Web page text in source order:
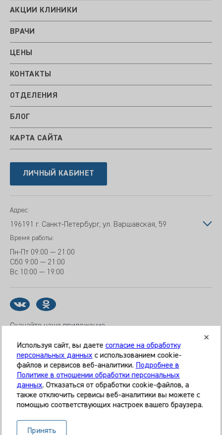
АКЦИИ КЛИНИКИ
ВРАЧИ
ЦЕНЫ
КОНТАКТЫ
ОТДЕЛЕНИЯ
БЛОГ
КАРТА САЙТА
ЛИЧНЫЙ КАБИНЕТ
Адрес:
196191 г. Санкт-Петербург, ул. Варшавская, 59
Время работы:
Пн-Пт 09:00 — 21:00
Сб0 9:00 — 21:00
Вс 10:00 — 19:00
Скачайте наше приложение
© 2026 Клиника «МЕДИКАЛ ОН ГРУП»
Все права защищены
Информация, представленная на сайте, является
постановки диагноза, назначения лечения. Необходима
очная консультация специалиста. Используя данный сайт,
Используя сайт, вы даете согласие на обработку
персональных данныхс использованием cookie-
файлов и сервисов веб-аналитики. Подробнее в
Политике в отношении обработки персональных
данных. Отказаться от обработки cookie-файлов, а
также отключить сервисы веб-аналитики вы можете с
помощью соответствующих настроек вашего браузера.
Принять